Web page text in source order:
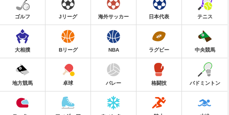
ゴルフ Jリーグ 海外サッカー 日本代表 テニス
大相撲 Bリーグ NBA ラグビー 中央競馬
地方競馬 卓球 バレー 格闘技 バドミントン